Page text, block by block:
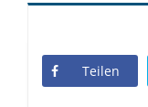
Teilen